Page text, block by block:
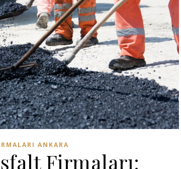
ANKARA
Firmaları: